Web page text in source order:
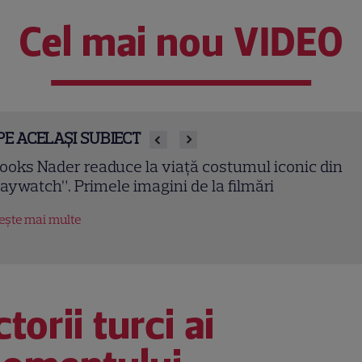
Cel mai nou VIDEO
ACELAȘI SUBIECT
Nader readuce la viață costumul iconic din
Primele imagini de la filmări
mai multe
turci ai